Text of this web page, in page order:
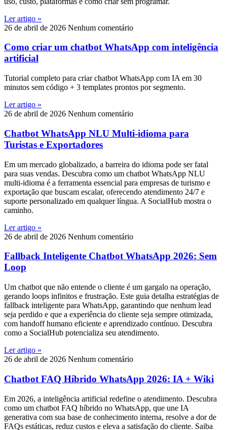
Ler artigo »
26 de abril de 2026 Nenhum comentário
Como criar um chatbot WhatsApp com inteligência
artificial
Tutorial completo para criar chatbot WhatsApp com IA em 30
minutos sem código + 3 templates prontos por segmento.
Ler artigo »
26 de abril de 2026 Nenhum comentário
Chatbot WhatsApp NLU Multi-idioma para
Turistas e Exportadores
Em um mercado globalizado, a barreira do idioma pode ser fatal
para suas vendas. Descubra como um chatbot WhatsApp NLU
multi-idioma é a ferramenta essencial para empresas de turismo e
exportação que buscam escalar, oferecendo atendimento 24/7 e
suporte personalizado em qualquer língua. A SocialHub mostra o
caminho.
Ler artigo »
26 de abril de 2026 Nenhum comentário
Fallback Inteligente Chatbot WhatsApp 2026: Sem
Loop
Um chatbot que não entende o cliente é um gargalo na operação,
gerando loops infinitos e frustração. Este guia detalha estratégias de
fallback inteligente para WhatsApp, garantindo que nenhum lead
seja perdido e que a experiência do cliente seja sempre otimizada,
com handoff humano eficiente e aprendizado contínuo. Descubra
como a SocialHub potencializa seu atendimento.
Ler artigo »
26 de abril de 2026 Nenhum comentário
Chatbot FAQ Híbrido WhatsApp 2026: IA + Wiki
Em 2026, a inteligência artificial redefine o atendimento. Descubra
como um chatbot FAQ híbrido no WhatsApp, que une IA
generativa com sua base de conhecimento interna, resolve a dor de
FAQs estáticas, reduz custos e eleva a satisfação do cliente. Saiba